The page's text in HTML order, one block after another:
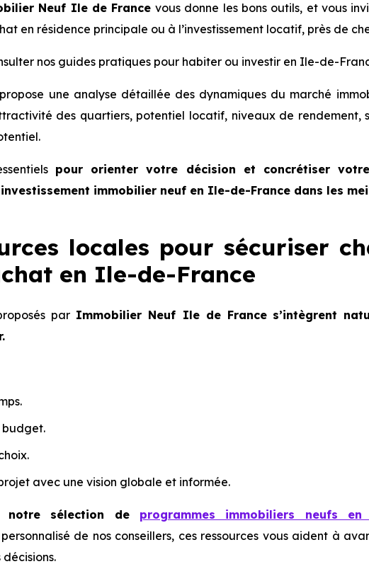
Neuf Ile de France vous donne les bons outils, et vous
en résidence principale ou à l’investissement locatif, près de
nos guides pratiques pour habiter ou investir en Ile-de-
une analyse détaillée des dynamiques du marché
des quartiers, potentiel locatif, niveaux de rendement,
pour orienter votre décision et concrétiser
immobilier neuf en Ile-de-France dans les
locales pour sécuriser
en Ile-de-France
par Immobilier Neuf Ile de France s’intègrent
avec une vision globale et informée.
notre sélection de programmes immobiliers neufs en
personnalisé de nos conseillers, ces ressources vous aident à